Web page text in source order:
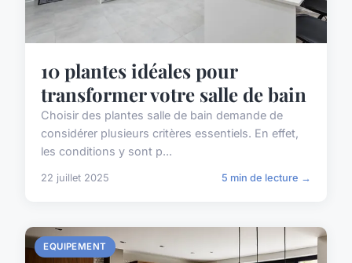
10 plantes idéales pour
transformer votre salle de bain
Choisir des plantes salle de bain demande de
considérer plusieurs critères essentiels. En effet,
les conditions y sont p...
22 juillet 2025 5 min de lecture →
EQUIPEMENT